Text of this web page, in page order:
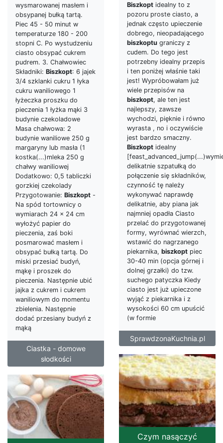
Biszkopt idealny to z
pozoru proste ciasto, a
jednak często upieczenie
dobrego, nieopadającego
biszkoptu graniczy z
cudem. Do tego jest
potrzebny idealny przepis
i ten poniżej właśnie taki
jest! Wypróbowałam już
wiele przepisów na
biszkopt, ale ten jest
najlepszy, zawsze
wychodzi, pięknie i równo
wyrasta , no i oczywiście
jest bardzo smaczny.
Biszkopt idealny
delikatnie szpatułką do
połączenie się składników,
czynność tę należy
wykonywać naprawdę
delikatnie, aby piana jak
najmniej opadła Ciasto
przelać do przygotowanej
formy, wyrównać wierzch,
wstawić do nagrzanego
piekarnika, biszkopt piec
30-40 min (opcja górnej i
dolnej grzałki) do tzw.
suchego patyczka Kiedy
ciasto jest już upieczone
wyjąć z piekarnika i z
wysokości 60 cm upuścić
(w formie
SprawdzonaKuchnia.pl
wysmarowanej masłem i
obsypanej bułką tartą.
Piec 45 - 50 minut w
temperaturze 180 - 200
stopni C. Po wystudzeniu
ciasto obsypać cukrem
pudrem. 3. Chałwowiec
Składniki: Biszkopt: 6 jajek
3/4 szklanki cukru 1 łyka
cukru waniliowego 1
łyżeczka proszku do
pieczenia 1 łyżka mąki 3
budynie czekoladowe
Masa chałwowa: 2
budynie waniliowe 250 g
margaryny lub masła (1
kostka(...)mleka 250 g
chałwy waniliowej
Dodatkowo: 0,5 tabliczki
gorzkiej czekolady
Przygotowanie: Biszkopt -
Na spód tortownicy o
wymiarach 24 x 24 cm
wyłożyć papier do
pieczenia, zaś boki
posmarować masłem i
obsypać bułką tartą. Do
miski przesiać budyń,
mąkę i proszek do
pieczenia. Następnie ubić
jajka z cukrem i cukrem
waniliowym do momentu
zbielenia. Następnie
dodać przesiany budyń z
mąką
Ciastka - domowe
słodkości
Czym nasączyć